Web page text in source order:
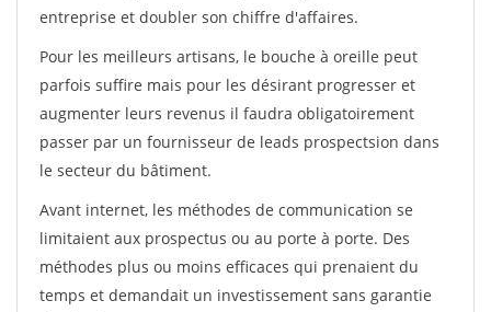
entreprise et doubler son chiffre d'affaires.
Pour les meilleurs artisans, le bouche à oreille peut
parfois suffire mais pour les désirant progresser et
augmenter leurs revenus il faudra obligatoirement
passer par un fournisseur de leads prospectsion dans
le secteur du bâtiment.
Avant internet, les méthodes de communication se
limitaient aux prospectus ou au porte à porte. Des
méthodes plus ou moins efficaces qui prenaient du
temps et demandait un investissement sans garantie